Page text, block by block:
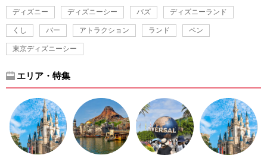
ディズニー ディズニーシー バズ ディズニーランド
くし バー アトラクション ランド ペン
東京ディズニーシー
エリア・特集